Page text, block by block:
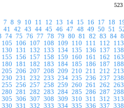
7 8 9 10 11 12 13 14 15 16 17 18
41
42 43 44 45 46 47 48 49 50 51
74 75 76 77 78 79 80 81 82 83 84
105
106 107 108 109 110 111 112 113
130
131 132 133 134 135 136 137 138
155
156 157 158 159 160 161 162 163
180
181 182 183 184 185 186 187 188
205 206 207 208 209 210 211 212 213
230 231 232 233 234 235 236 237 238
255 256 257 258 259 260 261 262 263
280 281 282 283 284 285 286 287 288
305 306 307 308 309 310 311 312 313
330 331 332 333 334 335 336 337 338